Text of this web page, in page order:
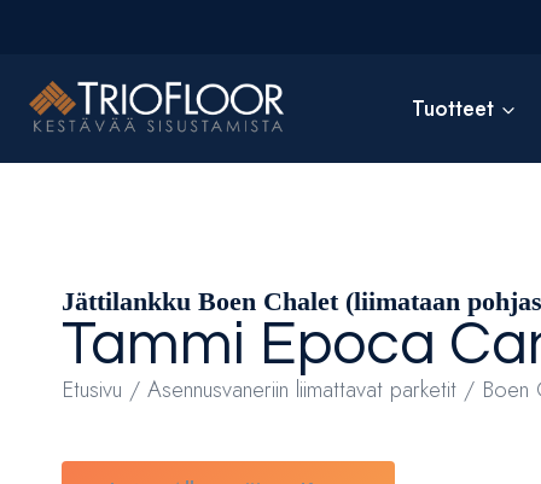
Tuotteet
Jättilankku Boen Chalet (liimataan
Tammi Epoca
Etusivu / Asennusvaneriin liimattavat parketit / Boen